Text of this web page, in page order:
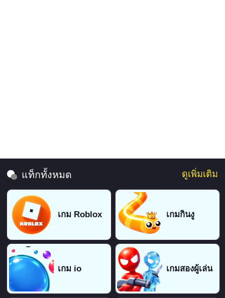
แท็กทั้งหมด ดูเพิ่มเติม
เกม Roblox เกมกินงู
เกม io เกมสองผู้เล่น